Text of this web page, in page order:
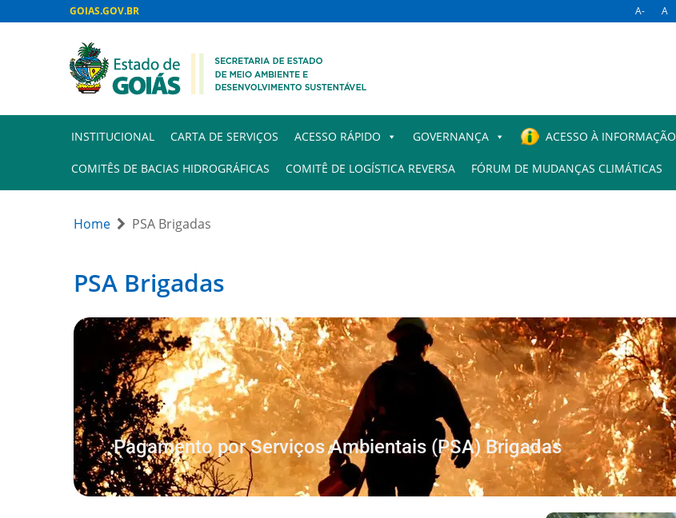
GOIAS.GOV.BR A- A
INSTITUCIONAL CARTA DE SERVIÇOS ACESSO RÁPIDO GOVERNANÇA ACESSO À INFORMAÇÃO
COMITÊS DE BACIAS HIDROGRÁFICAS COMITÊ DE LOGÍSTICA REVERSA FÓRUM DE MUDANÇAS CLIMÁTICAS
Home PSA Brigadas
PSA Brigadas
Pagamento por Serviços Ambientais (PSA) Brigadas